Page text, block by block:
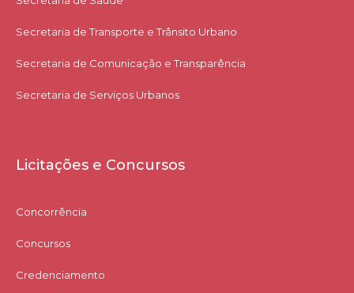
Secretaria de Transporte e Trânsito Urbano
Secretaria de Comunicação e Transparência
Secretaria de Serviços Urbanos
Licitações e Concursos
Concorrência
Concursos
Credenciamento